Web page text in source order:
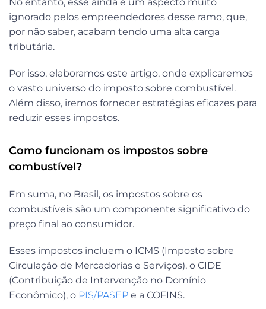
ignorado pelos empreendedores desse ramo, que,
por não saber, acabam tendo uma alta carga
tributária.
Por isso, elaboramos este artigo, onde explicaremos
o vasto universo do imposto sobre combustível.
Além disso, iremos fornecer estratégias eficazes para
reduzir esses impostos.
Como funcionam os impostos sobre
combustível?
Em suma, no Brasil, os impostos sobre os
combustíveis são um componente significativo do
preço final ao consumidor.
Esses impostos incluem o ICMS (Imposto sobre
Circulação de Mercadorias e Serviços), o CIDE
(Contribuição de Intervenção no Domínio
Econômico), o PIS/PASEP e a COFINS.